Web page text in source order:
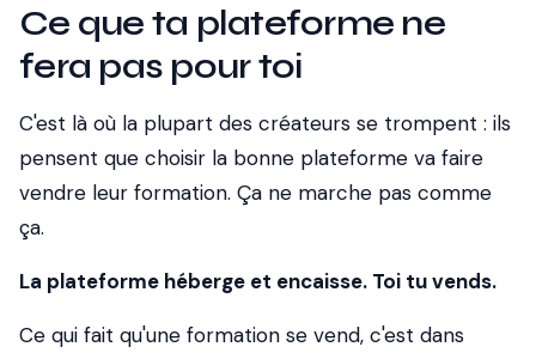
Ce que ta plateforme ne
fera pas pour toi
C'est là où la plupart des créateurs se trompent : ils
pensent que choisir la bonne plateforme va faire
vendre leur formation. Ça ne marche pas comme
ça.
La plateforme héberge et encaisse. Toi tu vends.
Ce qui fait qu'une formation se vend, c'est dans